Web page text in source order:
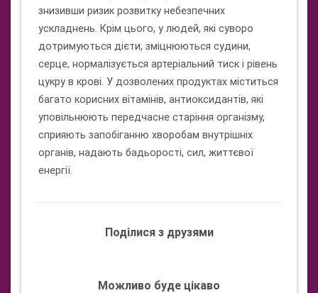
знизивши ризик розвитку небезпечних
ускладнень. Крім цього, у людей, які суворо
дотримуються дієти, зміцнюються судини,
серце, нормалізується артеріальний тиск і рівень
цукру в крові. У дозволених продуктах міститься
багато корисних вітамінів, антиоксидантів, які
уповільнюють передчасне старіння організму,
сприяють запобіганню хворобам внутрішніх
органів, надають бадьорості, сил, життєвої
енергії.
Поділися з друзями
Можливо буде цікаво